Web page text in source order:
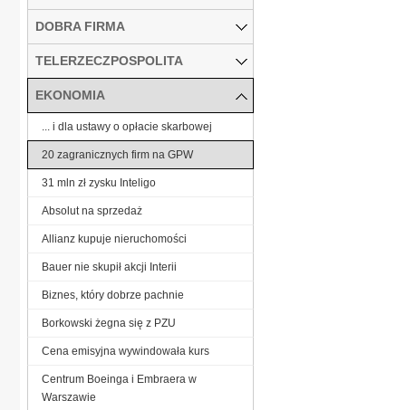
DOBRA FIRMA
TELERZECZPOSPOLITA
EKONOMIA
... i dla ustawy o opłacie skarbowej
20 zagranicznych firm na GPW
31 mln zł zysku Inteligo
Absolut na sprzedaż
Allianz kupuje nieruchomości
Bauer nie skupił akcji Interii
Biznes, który dobrze pachnie
Borkowski żegna się z PZU
Cena emisyjna wywindowała kurs
Centrum Boeinga i Embraera w
Warszawie